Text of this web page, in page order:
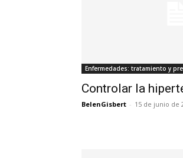
Enfermedades: tratamiento y
Controlar la
BelenGisbert - 15 de junio de